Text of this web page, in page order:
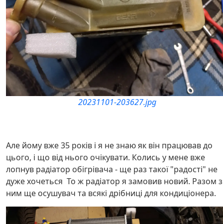
20231101-203627.jpg
Але йому вже 35 років і я не знаю як він працював до
цього, і що від нього очікувати. Колись у мене вже
лопнув радіатор обігрівача - ще раз такої "радості" не
дуже хочеться То ж радіатор я замовив новий. Разом з
ним ще осушувач та всякі дрібниці для кондиціонера.